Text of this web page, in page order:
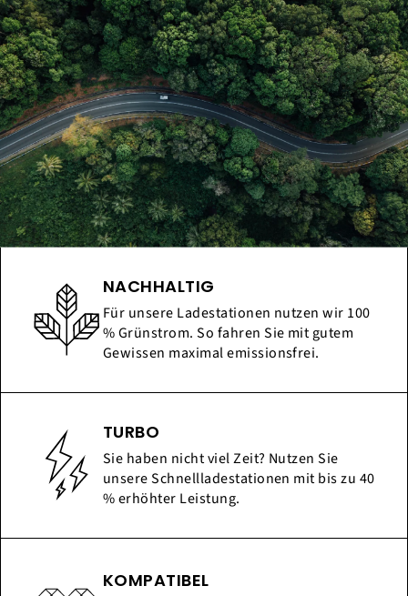
NACHHALTIG
Für unsere Ladestationen nutzen wir 100
% Grünstrom. So fahren Sie mit gutem
Gewissen maximal emissionsfrei.
TURBO
Sie haben nicht viel Zeit? Nutzen Sie
unsere Schnellladestationen mit bis zu 40
% erhöhter Leistung.
KOMPATIBEL